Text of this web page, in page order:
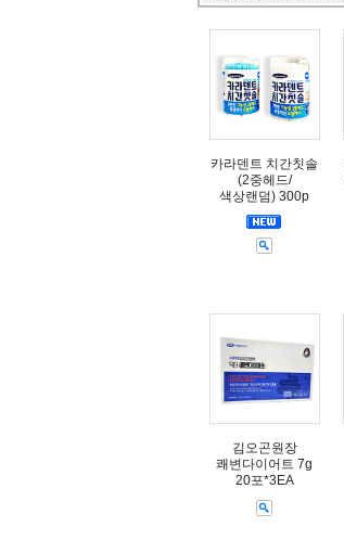
카라덴트 치간칫솔
(2중헤드/
색상랜덤) 300p
김오곤원장
쾌변다이어트 7g
20포*3EA